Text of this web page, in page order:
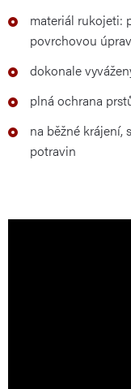
materiál rukojeti:
povrchovou
dokonale
plná ochrana
na běžné krájení,
potravin